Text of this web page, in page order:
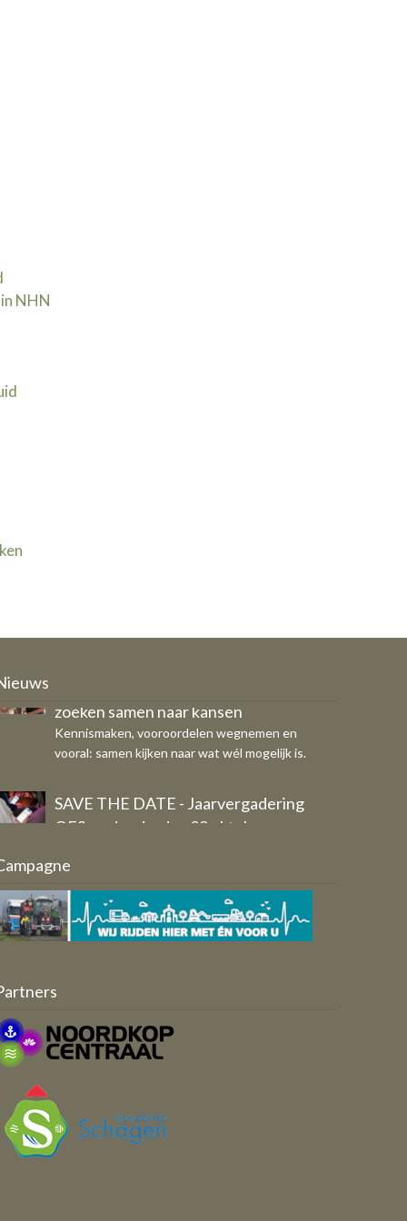
NHN | 30 september
zoeken samen naar kansen
SAVE THE DATE - Jaarvergadering
OFS op donderdag 29 oktober
Ondernemersfonds Schagen
Aangeleverd door: Werkgroep
Ondernemersfonds Schagen 2.0